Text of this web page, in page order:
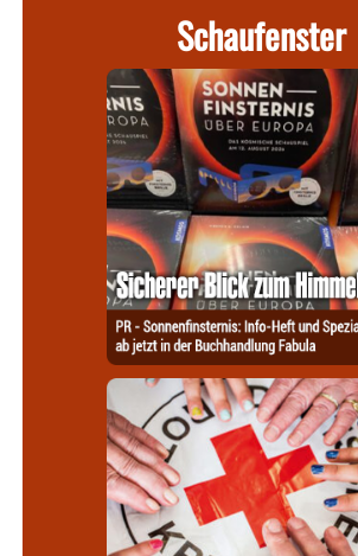
Schaufenster